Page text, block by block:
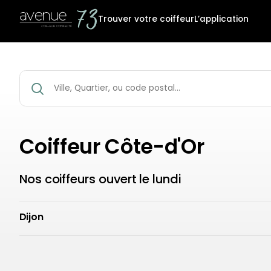
Trouver votre coiffeurL’application
Coiffeur Côte-d'Or
Nos coiffeurs ouvert le lundi
Dijon